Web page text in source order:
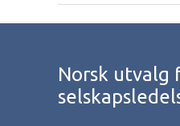
Norsk utvalg